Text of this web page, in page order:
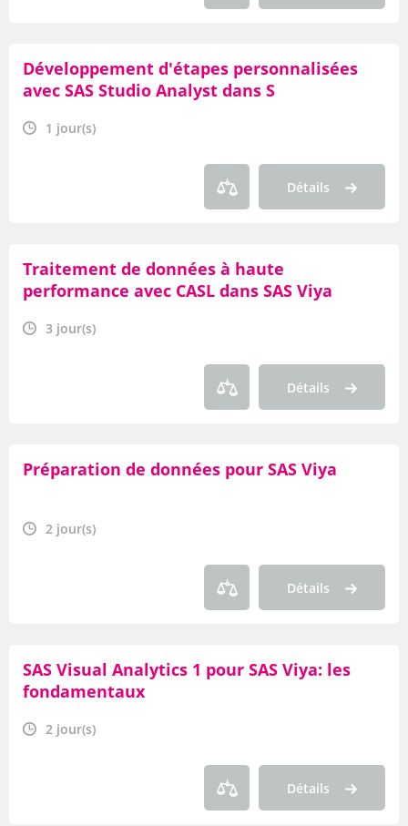
Développement d'étapes personnalisées
avec SAS Studio Analyst dans S
1 jour(s)
Détails
Traitement de données à haute
performance avec CASL dans SAS Viya
3 jour(s)
Détails
Préparation de données pour SAS Viya
2 jour(s)
Détails
SAS Visual Analytics 1 pour SAS Viya: les
fondamentaux
2 jour(s)
Détails